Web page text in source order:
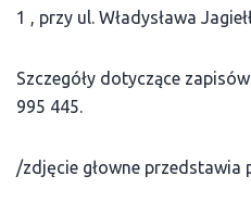
1 , przy ul. Władysława
Szczegóły dotyczące
995 445.
/zdjęcie głowne